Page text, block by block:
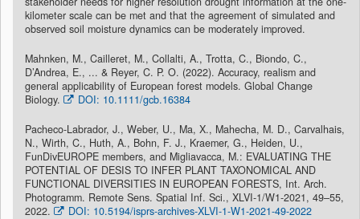
kilometer scale can be met and that the agreement of simulated and
observed soil moisture dynamics can be moderately improved.
Mahnken, M., Cailleret, M., Collalti, A., Trotta, C., Biondo, C.,
D’Andrea, E., ... & Reyer, C. P. O. (2022). Accuracy, realism and
general applicability of European forest models. Global Change
Biology.
DOI: 10.1111/gcb.16384
Pacheco-Labrador, J., Weber, U., Ma, X., Mahecha, M. D., Carvalhais,
N., Wirth, C., Huth, A., Bohn, F. J., Kraemer, G., Heiden, U.,
FunDivEUROPE members, and Migliavacca, M.: EVALUATING THE
POTENTIAL OF DESIS TO INFER PLANT TAXONOMICAL AND
FUNCTIONAL DIVERSITIES IN EUROPEAN FORESTS, Int. Arch.
Photogramm. Remote Sens. Spatial Inf. Sci., XLVI-1/W1-2021, 49–55,
2022.
DOI: 10.5194/isprs-archives-XLVI-1-W1-2021-49-2022